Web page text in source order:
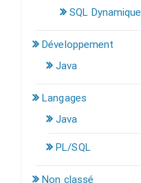
SQL Dynamique
Développement
Java
Langages
Java
PL/SQL
Non classé